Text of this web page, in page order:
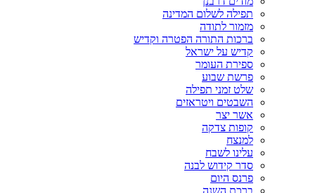
תפילה לשלום המדינה
מזמור לתודה
ברכות התורה הפטרה וקדיש
קדיש על ישראל
ספירת העומר
פרשת שבוע
שלט זמני תפילה
השבטים ויטראזים
אשר יצר
קופות צדקה
למנצח
עלינו לשבח
סדר קידוש לבנה
פרנס היום
ברכת השנה